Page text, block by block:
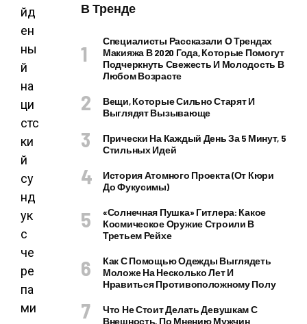
В Тренде
Специалисты Рассказали О Трендах
Макияжа В 2020 Года, Которые Помогут
Подчеркнуть Свежесть И Молодость В
Любом Возрасте
Вещи, Которые Сильно Старят И
Выглядят Вызывающе
Прически На Каждый День За 5 Минут, 5
Стильных Идей
История Атомного Проекта (от Кюри
До Фукусимы)
«Солнечная Пушка» Гитлера: Какое
Космическое Оружие Строили В
Третьем Рейхе
Как С Помощью Одежды Выглядеть
Моложе На Несколько Лет И
Нравиться Противоположному Полу
Что Не Стоит Делать Девушкам С
Внешность, По Мнению Мужчин